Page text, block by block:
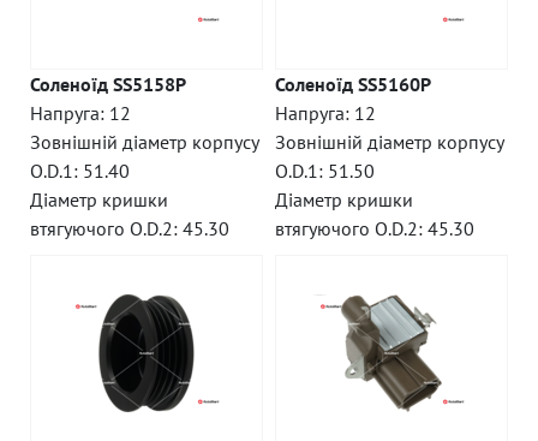
Соленоїд SS5158P
Напруга: 12
Зовнішній діаметр корпусу
O.D.1: 51.40
Діаметр кришки
втягуючого O.D.2: 45.30
Соленоїд SS5160P
Напруга: 12
Зовнішній діаметр корпусу
O.D.1: 51.50
Діаметр кришки
втягуючого O.D.2: 45.30